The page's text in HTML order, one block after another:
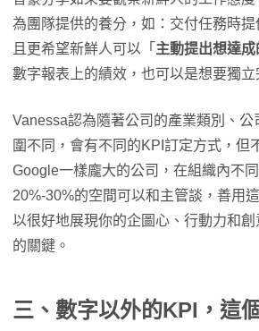
為團隊提供的養分，如：交付任務時
且更希望新鮮人可以「 主動提出想達成
數字報表上的績效，也可以是想要獨立
Vanessa認為隨著公司的產業類別、公
圍不同，會有不同的KPI訂定方式，但
Google一樣龐大的公司，在組織內不
20%-30%的空間可以和主管談，善用
以很好地展現你的企圖心、行動力和
的關鍵。
三、數字以外的KPI，這